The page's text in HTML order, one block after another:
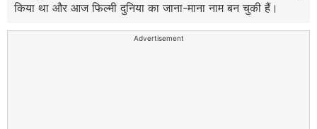
किया था और आज फिल्मी दुनिया का जाना-माना नाम बन चुकी हैं।
Advertisement